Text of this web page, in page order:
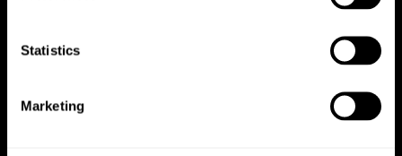
Statistics
Marketing